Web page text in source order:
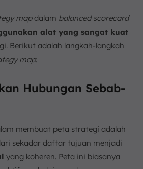
mapdalam balanced scorecard
alat yang sangat kuat
Berikut adalah langkah-langkah
map:
Hubungan Sebab-
membuat peta strategi adalah
sekadar daftar tujuan menjadi
yang koheren. Peta ini biasanya